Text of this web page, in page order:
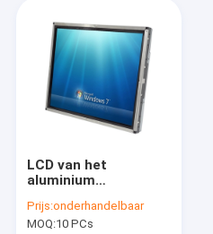
PCAP-Aanrakingsmonitor
Infrarode Aanrakingsmonitor
AIO-Aanrakingspc
PCAP-Touch screen
LCD van het
aluminium
Industriële Open
Kader Monitor 19
Prijs:onderhandelbaar
MOQ:10 PCs